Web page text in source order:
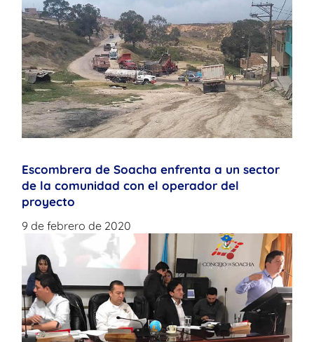
Escombrera de Soacha enfrenta a un sector
de la comunidad con el operador del
proyecto
9 de febrero de 2020